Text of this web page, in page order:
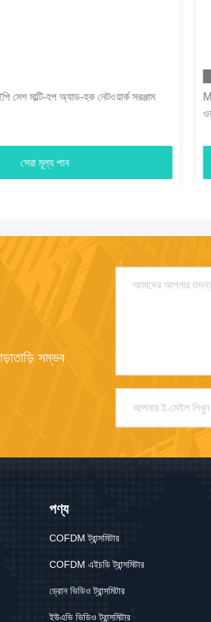
টাইট ব্যাকপ্যাক COFDM ডিজিটাল
ব্যাটারি সহ
সেরা মূল্য পান
সম্ভব
পণ্য
COFDM ট্রান্সমিটার
COFDM এইচডি ট্রান্সমিটার
ড্রোন ভিডিও ট্রান্সমিটার
ইউএভি ভিডিও ট্রান্সমিটার